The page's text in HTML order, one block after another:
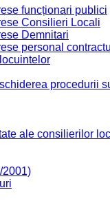
funcționari publici
Consilieri Locali
Demnitari
personal
procedurii
ale consilierilor
2001)